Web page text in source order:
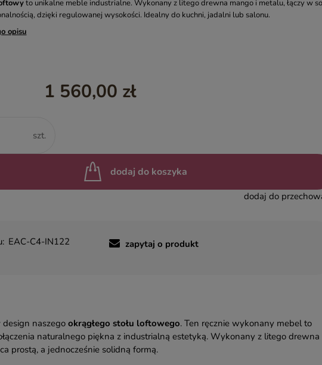
YASMIN – EGZOTYCZNE MEBLE DREWNIANE
to unikalne meble industrialne. Wykonany z litego drewna mango i metalu, łączy w
dzięki regulowanej wysokości. Idealny do kuchni, jadalni lub salonu.
opisu
1 560,00 zł
szt.
dodaj do koszyka
dodaj do
EAC-C4-IN122 zapytaj o produkt
naszego okrągłego stołu loftowego. Ten ręcznie wykonany mebel to
naturalnego piękna z industrialną estetyką. Wykonany z litego drewna
prostą, a jednocześnie solidną formą.